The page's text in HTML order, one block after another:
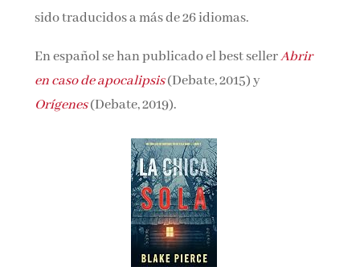
sido traducidos a más de 26 idiomas.
En español se han publicado el best sellerAbrir
en caso de apocalipsis(Debate, 2015) y
Orígenes(Debate, 2019).